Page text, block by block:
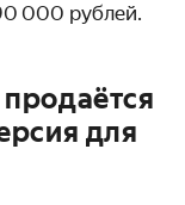
000 рублей.
для